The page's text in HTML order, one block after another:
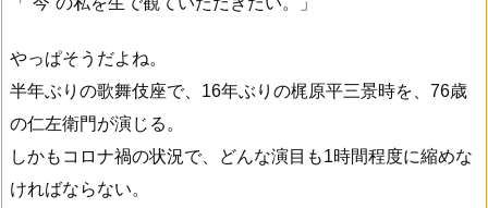
やっぱそうだよね。
半年ぶりの歌舞伎座で、16年ぶりの梶原平三景時を、76歳
の仁左衛門が演じる。
しかもコロナ禍の状況で、どんな演目も1時間程度に縮めな
ければならない。